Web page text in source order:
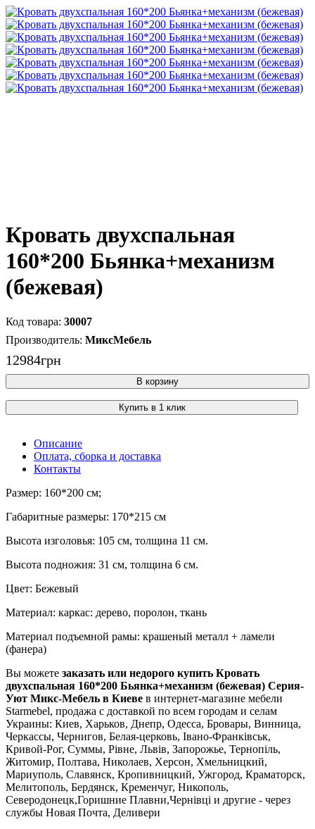
Кровать двухспальная
160*200 Бьянка+механизм
(бежевая)
30007
МиксМебель
12984грн
В корзину
Купить в 1 клик
Описание
Оплата, сборка и доставка
Контакты
Размер: 160*200 см;
Габаритные размеры: 170*215 см
Высота изголовья: 105 см, толщина 11 см.
Высота подножия: 31 см, толщина 6 см.
Цвет: Бежевый
Материал: каркас: дерево, поролон, ткань
Материал подъемной рамы: крашеный металл + ламели
(фанера)
Вы можете заказать или недорого купить Кровать
двухспальная 160*200 Бьянка+механизм (бежевая) Серия-
Уют Микс-Мебель в Киеве в интернет-магазине мебели
Starmebel, продажа с доставкой по всем городам и селам
Украины: Киев, Харьков, Днепр, Одесса, Бровары, Винница,
Черкассы, Чернигов, Белая-церковь, Івано-Франківськ,
Кривой-Рог, Суммы, Рівне, Львів, Запорожье, Тернопіль,
Житомир, Полтава, Николаев, Херсон, Хмельницкий,
Мариуполь, Славянск, Кропивницкий, Ужгород, Краматорск,
Мелитополь, Бердянск, Кременчуг, Никополь,
Северодонецк,Горишние Плавни,Чернівці и другие - через
службы Новая Почта, Деливери